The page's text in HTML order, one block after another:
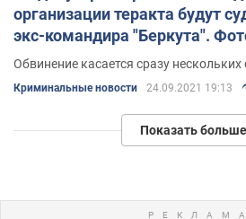
организации теракта будут
экс-командира "Беркута".
Обвинение касается сразу нескольких
Криминальные новости 24.09.2021 19:13
Показать больше